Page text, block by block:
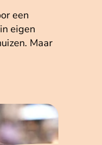
een
eigen
Maar